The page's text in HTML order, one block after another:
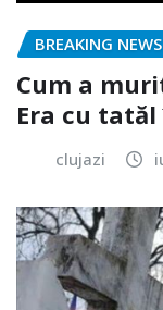
BREAKING NEWS
Cum a
Era cu
clujazi